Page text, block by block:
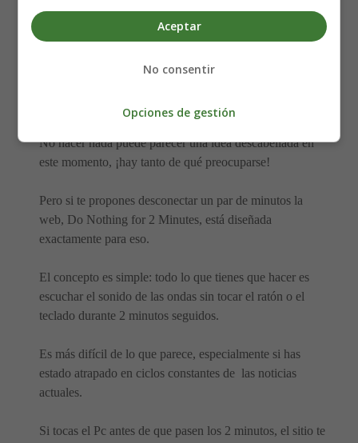
desmoronando.
No hacer nada puede parecer una idea descabellada en
este momento, ¡hay tanto de qué preocuparse!
Pero si te propones desconectar un par de minutos la
web, Do Nothing for 2 Minutes, está diseñada
exactamente para eso.
El concepto es simple: todo lo que tienes que hacer es
escuchar el sonido de las ondas sin tocar el ratón o el
teclado durante 2 minutos seguidos.
Es más difícil de lo que parece, especialmente si has
estado atrapado en ciclos constantes de las noticias
actuales.
Si tocas el Pc antes de que pasen los 2 minutos, el sitio te
Aceptar
No consentir
Opciones de gestión